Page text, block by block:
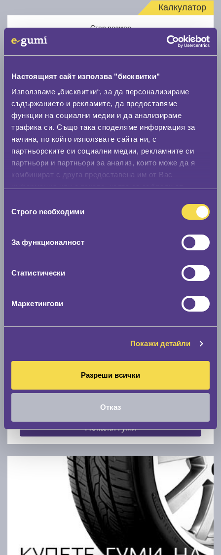
Настоящият сайт използва "бисквитки"
Използваме „бисквитки“, за да персонализираме
съдържанието и рекламите, да предоставяме
функции на социални медии и да анализираме
трафика си. Също така споделяме информация за
начина, по който използвате сайта ни, с
партньорските си социални медии, рекламните си
партньори и партньори за анализ, които може да я
комбинират с друга предоставена им от Вас
наСтрого nеобходими
За функционалност
Статистически
Маркетингови
Покажи детайли
Разреши всички
Отказ
Калкулатор
Стар размер
Нов размер
Стар размер
Скоростомер при 100
По марка автомобил
Покажи гуми